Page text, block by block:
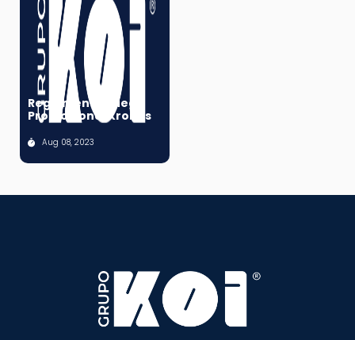
Reglamento Juego
Promocional Kronus
Aug 08, 2023